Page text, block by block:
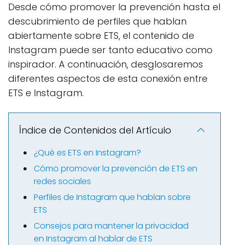
Desde cómo promover la prevención hasta el
descubrimiento de perfiles que hablan
abiertamente sobre ETS, el contenido de
Instagram puede ser tanto educativo como
inspirador. A continuación, desglosaremos
diferentes aspectos de esta conexión entre
ETS e Instagram.
Índice de Contenidos del Artículo
¿Qué es ETS en Instagram?
Cómo promover la prevención de ETS en
redes sociales
Perfiles de Instagram que hablan sobre
ETS
Consejos para mantener la privacidad
en Instagram al hablar de ETS